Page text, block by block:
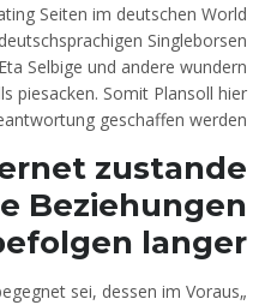
Seiten im deutschen World
Singleborsen
Selbige und andere wundern
piesacken. Somit Plansoll hier
geschaffen werden.
zustande
Beziehungen
langer!
sei, dessen im Voraus